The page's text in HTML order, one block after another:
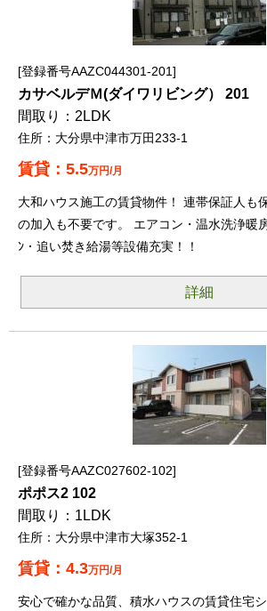
登録番号AAZC044301-201
カサベルデＭ(ダイワリビング） 201
2LDK
大分県中津市万田233-1
5.5万円/月
大和ハウス施工の賃貸物件！ 連帯保証人も
の加入も不要です。 エアコン・温水洗浄暖
ﾝ・追い焚き給湯等設備充実！！
詳細
登録番号AAZC027602-102
ポポス2 102
1LDK
大分県中津市大塚352-1
4.3万円/月
安心で確かな品質、積水ハウスの賃貸住宅